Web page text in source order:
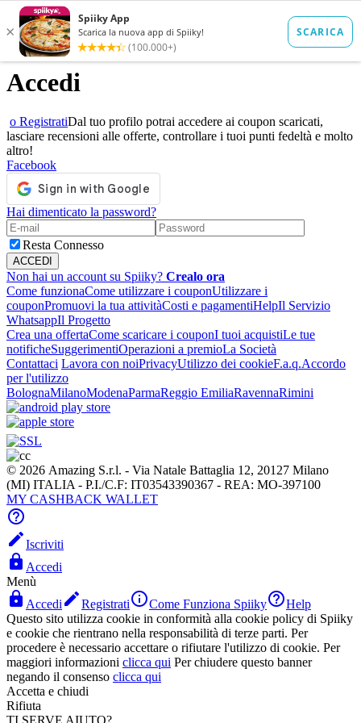
Accedi
o RegistratiDal tuo profilo potrai accedere ai coupon scaricati,
lasciare recensioni alle offerte, controllare i tuoi punti fedeltà e molto
altro!
Facebook
Hai dimenticato la password?
Resta Connesso
Non hai un account su Spiiky? Crealo ora
Come funzionaCome utilizzare i couponUtilizzare i
couponPromuovi la tua attivitàCosti e pagamentiHelpIl Servizio
WhatsappIl Progetto
Crea una offertaCome scaricare i couponI tuoi acquistiLe tue
notificheSuggerimentiOperazioni a premioLa Società
Contattaci Lavora con noiPrivacyUtilizzo dei cookieF.a.q.Accordo
per l'utilizzo
BolognaMilanoModenaParmaReggio EmiliaRavennaRimini
© 2026 Amazing S.r.l. - Via Natale Battaglia 12, 20127 Milano
(MI) ITALIA - P.I./C.F: IT03543390367 - REA: MO-397100
MY CASHBACK WALLET

Iscriviti
 Accedi
Menù
 AccediRegistratiCome Funziona SpiikyHelp
Questo sito utilizza cookie in conformità alla cookie policy di Spiiky
e cookie che rientrano nella responsabilità di terze parti. Per
procedere è necessario accettare o rifiutare l'utilizzo di cookie. Per
maggiori informazioni clicca qui Per chiudere questo banner
negando il consenso clicca qui
Accetta e chiudi
Rifiuta